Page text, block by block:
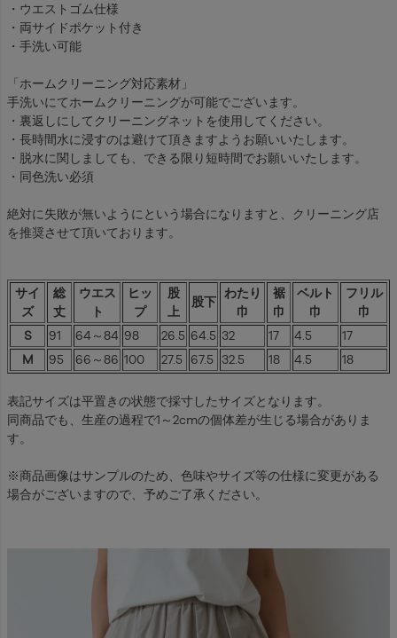
・ウエストゴム仕様
・両サイドポケット付き
・手洗い可能
「ホームクリーニング対応素材」
手洗いにてホームクリーニングが可能でございます。
・裏返しにしてクリーニングネットを使用してください。
・長時間水に浸すのは避けて頂きますようお願いいたします。
・脱水に関しましても、できる限り短時間でお願いいたします。
・同色洗い必須
絶対に失敗が無いようにという場合になりますと、クリーニング店
を推奨させて頂いております。
サイ
ズ
総
丈
ウエス
ト
ヒッ
プ
股
上
股下
わたり
巾
裾
巾
ベルト
巾
フリル
巾
S
91 64～84 98 26.5 64.5 32 17 4.5
17
M
95 66～86 100 27.5 67.5 32.5 18 4.5 18
表記サイズは平置きの状態で採寸したサイズとなります。
同商品でも、生産の過程で1～2cmの個体差が生じる場合がありま
す。
※商品画像はサンプルのため、色味やサイズ等の仕様に変更がある
場合がございますので、予めご了承ください。